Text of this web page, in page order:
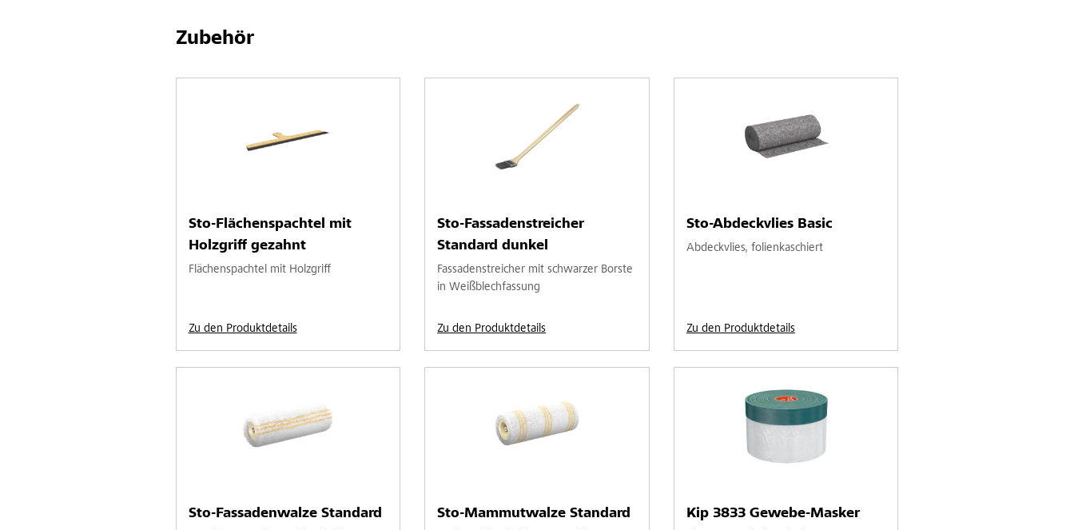
Zubehör
Sto-Flächenspachtel mit
Holzgriff gezahnt
Flächenspachtel mit Holzgriff
Zu den Produktdetails
Sto-Fassadenstreicher
Standard dunkel
Fassadenstreicher mit schwarzer Borste
in Weißblechfassung
Zu den Produktdetails
Sto-Abdeckvlies Basic
Abdeckvlies, folienkaschiert
Zu den Produktdetails
Sto-Fassadenwalze Standard Sto-Mammutwalze Standard Kip 3833 Gewebe-Masker